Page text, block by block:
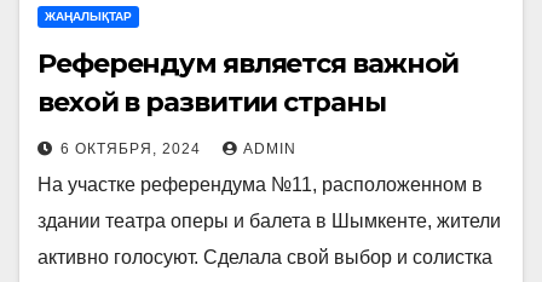
ЖАҢАЛЫҚТАР
Референдум является важной
вехой в развитии страны
6 ОКТЯБРЯ, 2024 ADMIN
На участке референдума №11, расположенном в
здании театра оперы и балета в Шымкенте, жители
активно голосуют. Сделала свой выбор и солистка